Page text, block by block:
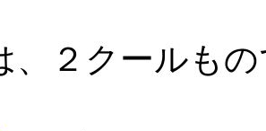
２クールも